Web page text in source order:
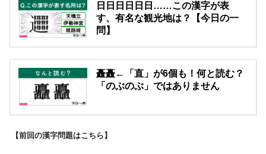
日日日日日日……この漢字が表
す、有名な観光地は？【今日の一
問】
矗矗←「直」が6個も！何と読む？
「のぶのぶ」ではありません
【前回の漢字問題はこちら】